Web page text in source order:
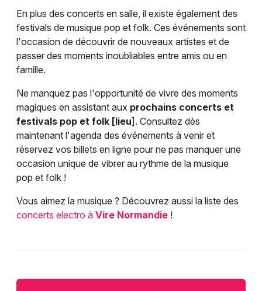
En plus des concerts en salle, il existe également des
festivals de musique pop et folk. Ces événements sont
l'occasion de découvrir de nouveaux artistes et de
passer des moments inoubliables entre amis ou en
famille.
Ne manquez pas l'opportunité de vivre des moments
magiques en assistant aux prochains concerts et
festivals pop et folk [lieu]. Consultez dès
maintenant l'agenda des événements à venir et
réservez vos billets en ligne pour ne pas manquer une
occasion unique de vibrer au rythme de la musique
pop et folk !
Vous aimez la musique ? Découvrez aussi la liste des
concerts electro à Vire Normandie !